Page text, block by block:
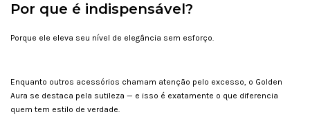
Por que é indispensável?
Porque ele eleva seu nível de elegância sem esforço.
Enquanto outros acessórios chamam atenção pelo excesso, o Golden
Aura se destaca pela sutileza — e isso é exatamente o que diferencia
quem tem estilo de verdade.